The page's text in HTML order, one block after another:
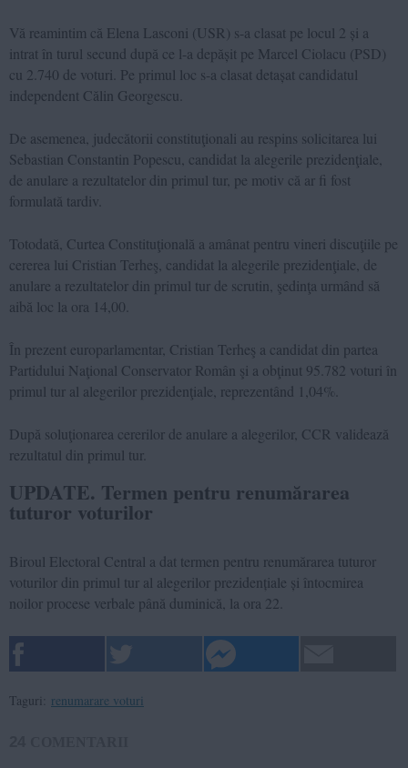
Vă reamintim că Elena Lasconi (USR) s-a clasat pe locul 2 și a
intrat în turul secund după ce l-a depășit pe Marcel Ciolacu (PSD)
cu 2.740 de voturi. Pe primul loc s-a clasat detașat candidatul
independent Călin Georgescu.
De asemenea, judecătorii constituţionali au respins solicitarea lui
Sebastian Constantin Popescu, candidat la alegerile prezidenţiale,
de anulare a rezultatelor din primul tur, pe motiv că ar fi fost
formulată tardiv.
Totodată, Curtea Constituţională a amânat pentru vineri discuţiile pe
cererea lui Cristian Terheş, candidat la alegerile prezidenţiale, de
anulare a rezultatelor din primul tur de scrutin, şedinţa urmând să
aibă loc la ora 14,00.
În prezent europarlamentar, Cristian Terheş a candidat din partea
Partidului Naţional Conservator Român şi a obţinut 95.782 voturi în
primul tur al alegerilor prezidenţiale, reprezentând 1,04%.
După soluţionarea cererilor de anulare a alegerilor, CCR validează
rezultatul din primul tur.
UPDATE. Termen pentru renumărarea
tuturor voturilor
Biroul Electoral Central a dat termen pentru renumărarea tuturor
voturilor din primul tur al alegerilor prezidențiale și întocmirea
noilor procese verbale până duminică, la ora 22.
Taguri: renumarare voturi